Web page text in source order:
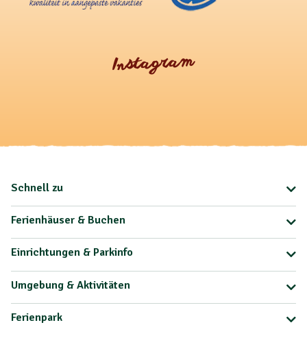
Instagram
Schnell zu
Ferienhäuser & Buchen
Einrichtungen & Parkinfo
Umgebung & Aktivitäten
Ferienpark